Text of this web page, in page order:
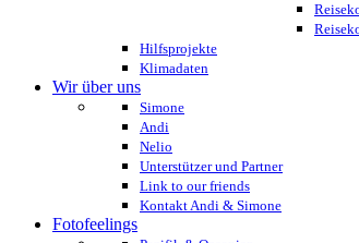
Hilfsprojekte
Klimadaten
Wir über uns
Simone
Andi
Nelio
Unterstützer und Partner
Link to our friends
Kontakt Andi & Simone
Fotofeelings